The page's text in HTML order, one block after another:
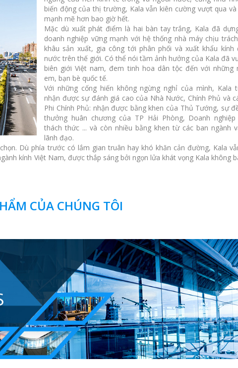
biến động của thị trường, Kala vẫn kiên cường vượt qua
mạnh mẽ hơn bao giờ hết.
Mặc dù xuất phát điểm là hai bàn tay trắng, Kala đã
doanh nghiệp vững mạnh với hệ thống nhà máy chịu
khâu sản xuất, gia công tới phân phối và xuất khẩu kính
nước trên thế giới. Có thể nói tầm ảnh hưởng của Kala đã
biên giới Việt nam, đem tinh hoa dân tộc đến với những
em, bạn bè quốc tế.
Với những cống hiến không ngừng nghỉ của mình, Kala
nhận được sự đánh giá cao của Nhà Nước, Chính Phủ và
Phi Chính Phủ: nhận được bằng khen của Thủ Tướng, sự
thưởng huân chương của TP Hải Phòng, Doanh
thách thức ... và còn nhiều bằng khen từ các ban ngành
lãnh đạo.
Dù phía trước có lắm gian truân hay khó khăn cản đường, Kala
kính Việt Nam, được thắp sáng bởi ngọn lửa khát vọng Kala không
CỦA CHÚNG TÔI